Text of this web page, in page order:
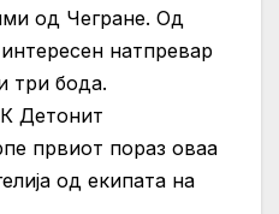
од Чегране. Од
натпревар
три бода.
Детонит
првиот пораз оваа
од екипата на